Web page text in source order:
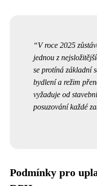
V roce 2025
jednou z
se protíná základní
bydlení a režim
vyžaduje od
posuzování každé
Podmínky pro